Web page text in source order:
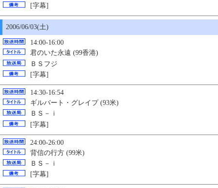
[字幕]
2006/06/03(土)
14:00-16:00
君のいた永遠 (99香港)
ＢＳフジ
[字幕]
14:30-16:54
ギルバート・グレイプ (93米)
ＢＳ－ｉ
[字幕]
24:00-26:00
背信の行方 (99米)
ＢＳ－ｉ
[字幕]